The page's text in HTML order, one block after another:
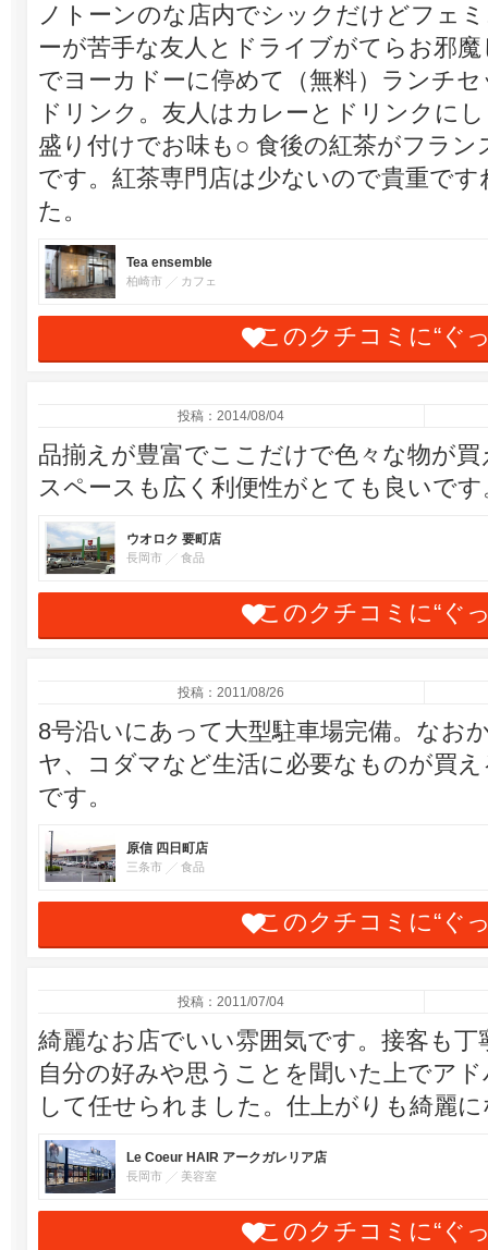
ノトーンのな店内でシックだけどフェ
ーが苦手な友人とドライブがてらお邪
でヨーカドーに停めて（無料）ランチ
ドリンク。友人はカレーとドリンクに
盛り付けでお味も○ 食後の紅茶がフラ
です。紅茶専門店は少ないので貴重で
た。
Tea ensemble
柏崎市 カフェ
このクチコミに“ぐ
投稿：2014/08/04
品揃えが豊富でここだけで色々な物が
スペースも広く利便性がとても良いです
ウオロク 要町店
長岡市 食品
このクチコミに“ぐ
投稿：2011/08/26
8号沿いにあって大型駐車場完備。なお
ヤ、コダマなど生活に必要なものが買
です。
原信 四日町店
三条市 食品
このクチコミに“ぐ
投稿：2011/07/04
綺麗なお店でいい雰囲気です。接客も
自分の好みや思うことを聞いた上でア
して任せられました。仕上がりも綺麗
Le Coeur HAIR アークガレリア店
長岡市 美容室
このクチコミに“ぐ